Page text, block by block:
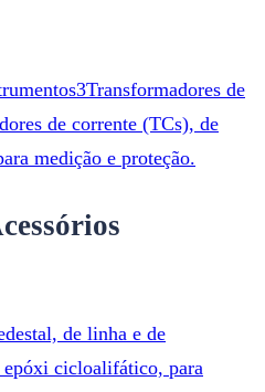
3Transformadores de
de corrente (TCs), de
medição e proteção.
de linha e de
epóxi cicloalifático, para